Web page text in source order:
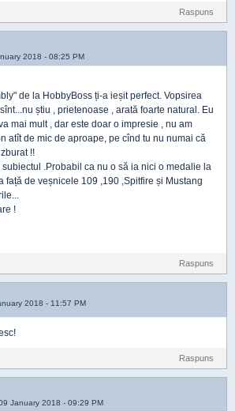
Raspuns
2018 - 08:25 PM
de la HobbyBoss ți-a ieșit perfect. Vopsirea
știu , prietenoase , arată foarte natural. Eu
mai mult , dar este doar o impresie , nu am
atît de mic de aproape, pe cînd tu nu numai că
!!
.Probabil ca nu o să ia nici o medalie la
față de veșnicele 109 ,190 ,Spitfire și Mustang
!
Raspuns
2018 - 11:57 PM
Raspuns
January 2018 - 09:29 PM